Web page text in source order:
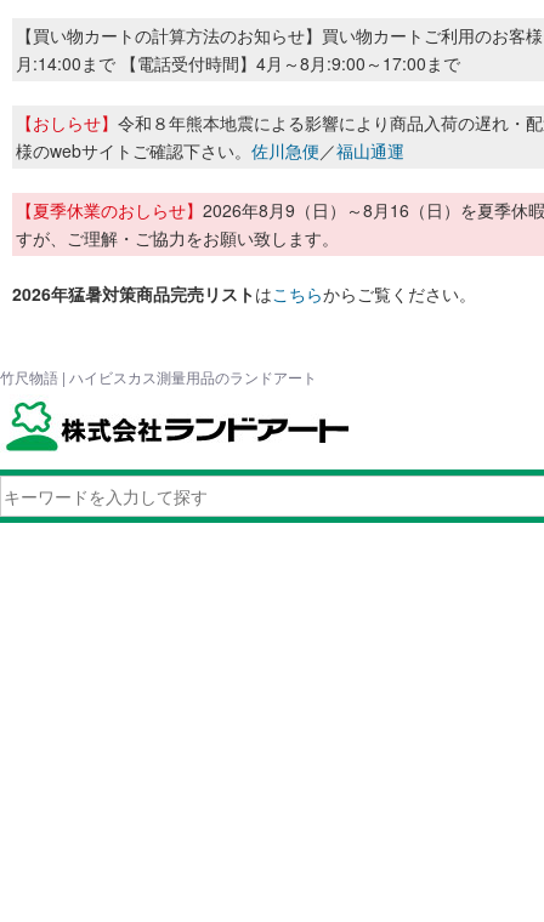
【買い物カートの計算方法のお知らせ】買い物カートご利用のお客
月:14:00まで 【電話受付時間】4月～8月:9:00～17:00まで
【おしらせ】 令和８年熊本地震による影響により商品入荷の遅れ・
様のwebサイトご確認下さい。 佐川急便／福山通運
【夏季休業のおしらせ】 2026年8月9（日）～8月16（日）を夏季休
すが、ご理解・ご協力をお願い致します。
2026年猛暑対策商品完売リストはこちらからご覧ください。
竹尺物語 | ハイビスカス測量用品のランドアート